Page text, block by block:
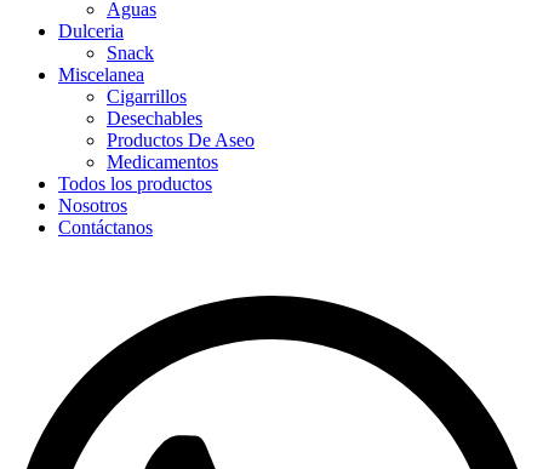
Aguas
Dulceria
Snack
Miscelanea
Cigarrillos
Desechables
Productos De Aseo
Medicamentos
Todos los productos
Nosotros
Contáctanos